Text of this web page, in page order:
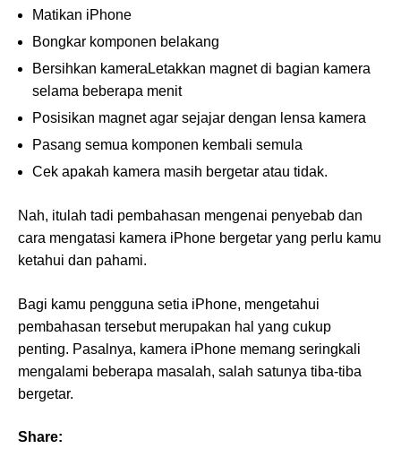
Matikan iPhone
Bongkar komponen belakang
Bersihkan kameraLetakkan magnet di bagian kamera
selama beberapa menit
Posisikan magnet agar sejajar dengan lensa kamera
Pasang semua komponen kembali semula
Cek apakah kamera masih bergetar atau tidak.
Nah, itulah tadi pembahasan mengenai penyebab dan
cara mengatasi kamera iPhone bergetar yang perlu kamu
ketahui dan pahami.
Bagi kamu pengguna setia iPhone, mengetahui
pembahasan tersebut merupakan hal yang cukup
penting. Pasalnya, kamera iPhone memang seringkali
mengalami beberapa masalah, salah satunya tiba-tiba
bergetar.
Share: